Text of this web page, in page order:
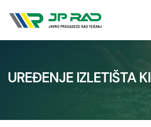
UREĐENJE IZLETIŠTA